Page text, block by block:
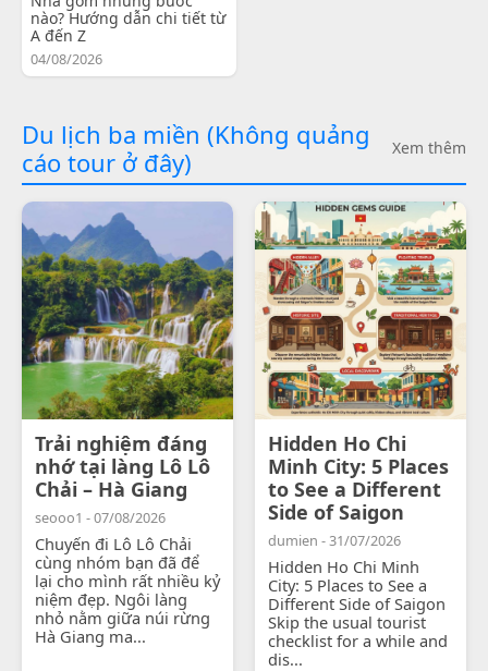
nào? Hướng dẫn chi tiết từ
A đến Z
04/08/2026
Du lịch ba miền (Không quảng
cáo tour ở đây)
Xem thêm
Trải nghiệm đáng
nhớ tại làng Lô Lô
Chải – Hà Giang
seooo1 - 07/08/2026
Chuyến đi Lô Lô Chải
cùng nhóm bạn đã để
lại cho mình rất nhiều kỷ
niệm đẹp. Ngôi làng
nhỏ nằm giữa núi rừng
Hà Giang ma...
Hidden Ho Chi
Minh City: 5 Places
to See a Different
Side of Saigon
dumien - 31/07/2026
Hidden Ho Chi Minh
City: 5 Places to See a
Different Side of Saigon
Skip the usual tourist
checklist for a while and
dis...